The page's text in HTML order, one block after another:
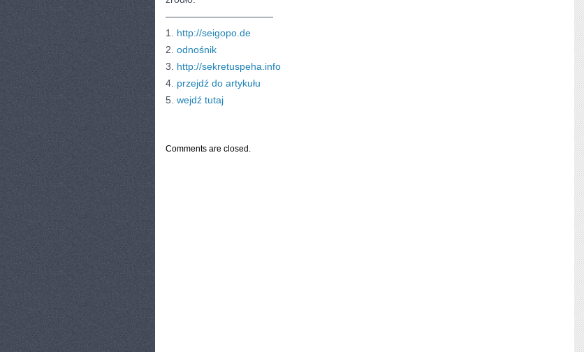
———————————
1. http://seigopo.de
2. odnośnik
3. http://sekretuspeha.info
4. przejdź do artykułu
5. wejdź tutaj
Comments are closed.